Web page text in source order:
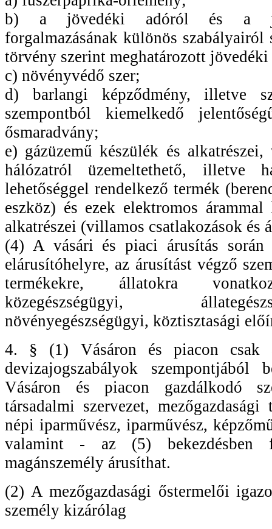
b) a jövedéki adóról és a
forgalmazásának különös
törvény szerint meghatározott
c) növényvédő szer;
d) barlangi képződmény, illetve
szempontból kiemelkedő
ősmaradvány;
e) gázüzemű készülék és
hálózatról üzemeltethető, illetve
lehetőséggel rendelkező termék
eszköz) és ezek elektromos árammal
alkatrészei (villamos csatlakozások és
(4) A vásári és piaci árusítás
elárusítóhelyre, az árusítást végző
termékekre, állatokra
közegészségügyi,
növényegészségügyi, köztisztasági
4. § (1) Vásáron és piacon csak
devizajogszabályok szempontjából
Vásáron és piacon gazdálkodó
társadalmi szervezet, mezőgazdasági
népi iparművész, iparművész,
valamint - az (5) bekezdésben
magánszemély árusíthat.
(2) A mezőgazdasági őstermelői
személy kizárólag